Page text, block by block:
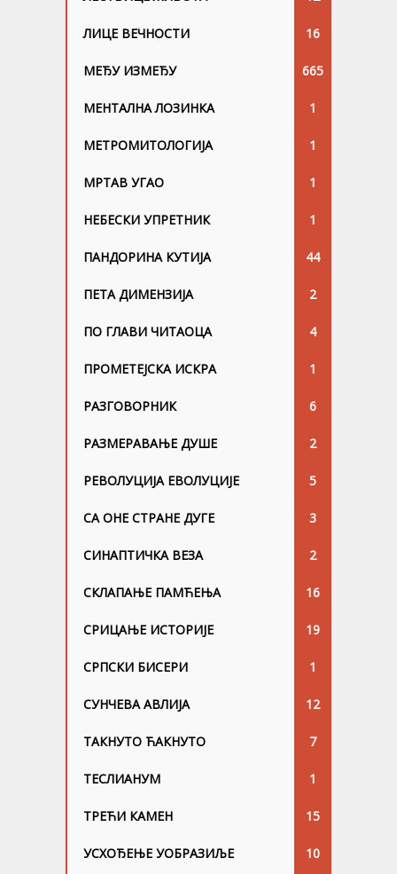
ЛИЦЕ ВЕЧНОСТИ 16
МЕЂУ ИЗМЕЂУ 665
МЕНТАЛНА ЛОЗИНКА 1
МЕТРОМИТОЛОГИЈА 1
МРТАВ УГАО 1
НЕБЕСКИ УПРЕТНИК 1
ПАНДОРИНА КУТИЈА 44
ПЕТА ДИМЕНЗИЈА 2
ПО ГЛАВИ ЧИТАОЦА 4
ПРОМЕТЕЈСКА ИСКРА 1
РАЗГОВОРНИК 6
РАЗМЕРАВАЊЕ ДУШЕ 2
РЕВОЛУЦИЈА ЕВОЛУЦИЈЕ 5
СА ОНЕ СТРАНЕ ДУГЕ 3
СИНАПТИЧКА ВЕЗА 2
СКЛАПАЊЕ ПАМЋЕЊА 16
СРИЦАЊЕ ИСТОРИЈЕ 19
СРПСКИ БИСЕРИ 1
СУНЧЕВА АВЛИЈА 12
ТАКНУТО ЋАКНУТО 7
ТЕСЛИАНУМ 1
ТРЕЋИ КАМЕН 15
УСХОЂЕЊЕ УОБРАЗИЉЕ 10